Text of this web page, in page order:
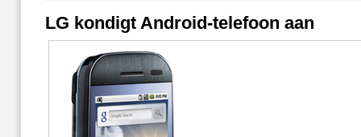
LG kondigt Android-telefoon aan